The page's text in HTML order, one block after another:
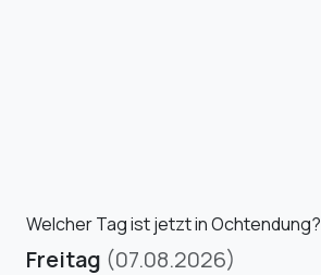
Welcher Tag ist jetzt in Ochtendung?
Freitag (07.08.2026)